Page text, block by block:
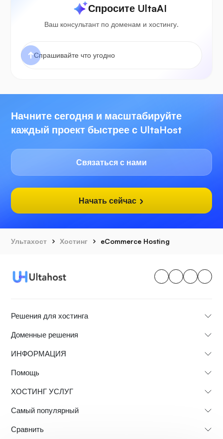
Спросите UltaAI
Ваш консультант по доменам и хостингу.
Начните сегодня и масштабируйте
каждый проект быстрее с UltaHost
Связаться с нами
Начать сейчас
Ультахост Хостинг eCommerce Hosting
Решения для хостинга
Доменные решения
ИНФОРМАЦИЯ
Помощь
ХОСТИНГ УСЛУГ
Самый популярный
Сравнить